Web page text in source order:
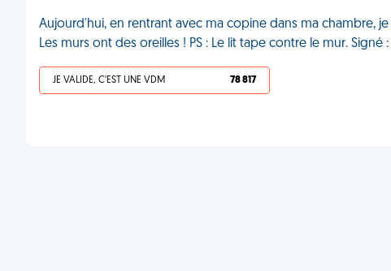
Aujourd'hui, en rentrant avec ma copine dans ma chambre,
Les murs ont des oreilles ! PS : Le lit tape contre le mur. Signé :
JE VALIDE, C'EST UNE VDM 78 817